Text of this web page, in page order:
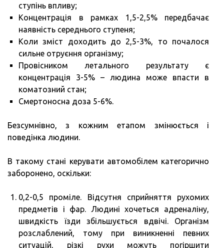
ступінь впливу;
Концентрація в рамках 1,5-2,5% передбачає
наявність середнього ступеня;
Коли зміст доходить до 2,5-3%, то почалося
сильне отруєння організму;
Провісником летального результату є
концентрація 3-5% – людина може впасти в
коматозний стан;
Смертоносна доза 5-6%.
Безсумнівно, з кожним етапом змінюється і
поведінка людини.
В такому стані керувати автомобілем категорично
заборонено, оскільки:
0,2-0,5 проміле. Відсутня сприйняття рухомих
предметів і фар. Людині хочеться адреналіну,
швидкість їзди збільшується вдвічі. Організм
розслаблений, тому при виникненні певних
ситуацій, різкі рухи можуть погіршити